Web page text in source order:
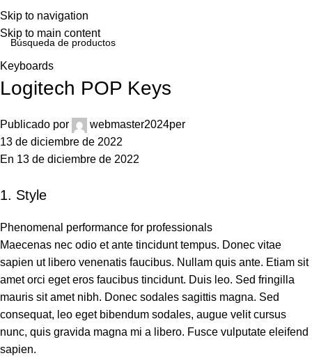
Skip to navigation
Skip to main content
Keyboards
Logitech POP Keys
Publicado por
webmaster2024per
13 de diciembre de 2022
En 13 de diciembre de 2022
1. Style
Phenomenal performance for professionals
Maecenas nec odio et ante tincidunt tempus. Donec vitae
sapien ut libero venenatis faucibus. Nullam quis ante. Etiam sit
amet orci eget eros faucibus tincidunt. Duis leo. Sed fringilla
mauris sit amet nibh. Donec sodales sagittis magna. Sed
consequat, leo eget bibendum sodales, augue velit cursus
nunc, quis gravida magna mi a libero. Fusce vulputate eleifend
sapien.